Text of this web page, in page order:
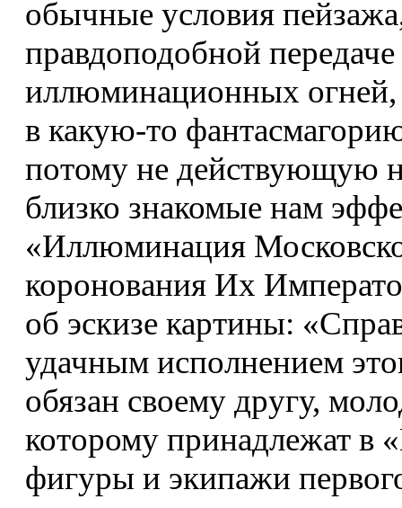
обычные условия
правдоподобной
иллюминационных
в какую-то
потому не действующую
близко знакомые нам
«Иллюминация
коронования Их
об эскизе картины:
удачным исполнением
обязан своему другу,
которому принадлежат в
фигуры и экипажи